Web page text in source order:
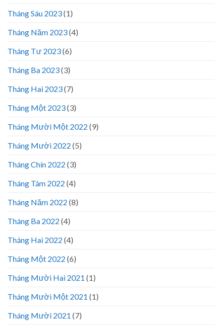
Tháng Sáu 2023(1)
Tháng Năm 2023(4)
Tháng Tư 2023(6)
Tháng Ba 2023(3)
Tháng Hai 2023(7)
Tháng Một 2023(3)
Tháng Mười Một 2022 (9)
Tháng Mười 2022 (5)
Tháng Chín 2022 (3)
Tháng Tám 2022 (4)
Tháng Năm 2022 (8)
Tháng Ba 2022 (4)
Tháng Hai 2022 (4)
Tháng Một 2022 (6)
Tháng Mười Hai 2021 (1)
Tháng Mười Một 2021 (1)
Tháng Mười 2021 (7)